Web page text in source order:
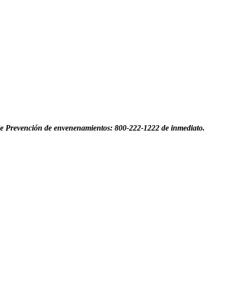
de envenenamientos: 800-222-1222 de inmediato.